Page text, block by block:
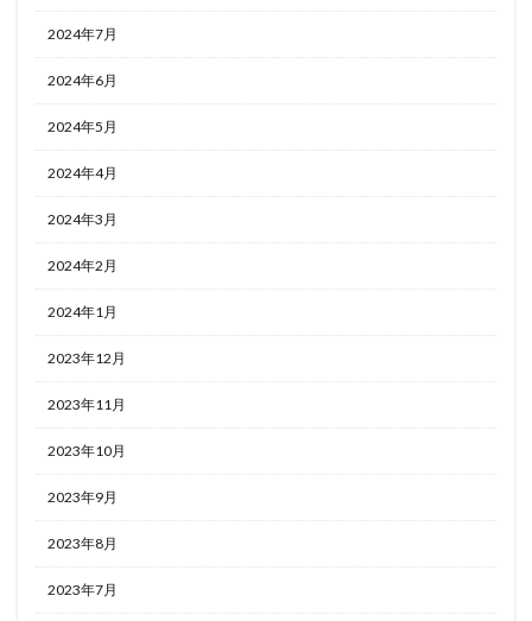
2024年7月
2024年6月
2024年5月
2024年4月
2024年3月
2024年2月
2024年1月
2023年12月
2023年11月
2023年10月
2023年9月
2023年8月
2023年7月